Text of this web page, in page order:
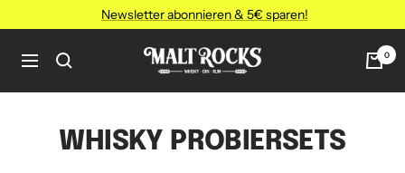
zum
Inhalt
Newsletter abonnieren & 5€ sparen!
Navigation
MALT
ROCKS
0
WHISKY PROBIERSETS